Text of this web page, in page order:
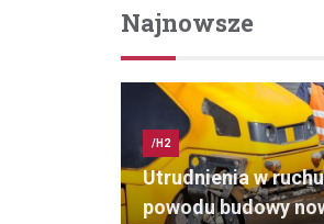
Najnowsze
/H2
Utrudnienia w
powodu budowy